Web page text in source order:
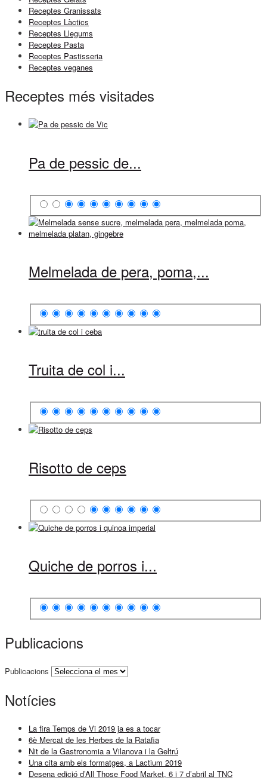
Receptes Granissats
Receptes Làctics
Receptes Llegums
Receptes Pasta
Receptes Pastisseria
Receptes veganes
Receptes més visitades
Pa de pessic de...
Melmelada de pera, poma,...
Truita de col i...
Risotto de ceps
Quiche de porros i...
Publicacions
Publicacions
Notícies
La fira Temps de Vi 2019 ja es a tocar
6è Mercat de les Herbes de la Ratafia
Nit de la Gastronomia a Vilanova i la Geltrú
Una cita amb els formatges, a Lactium 2019
Desena edició d’All Those Food Market, 6 i 7 d’abril al TNC